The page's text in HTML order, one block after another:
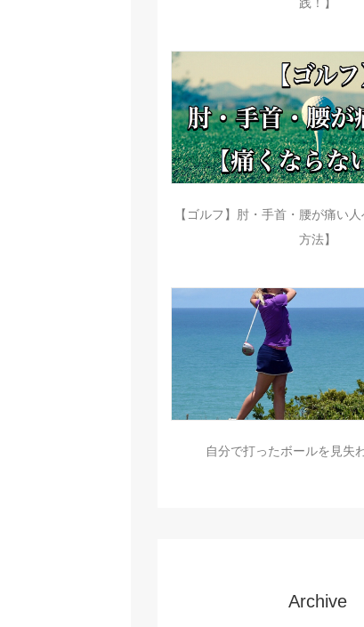
【ゴルフ】肘・手首・腰が痛い
方法】
自分で打ったボールを見失
Archive